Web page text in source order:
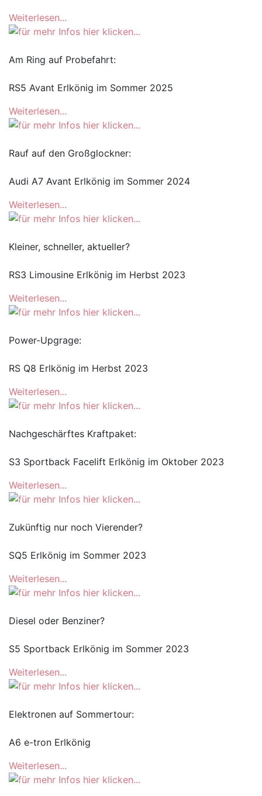
Weiterlesen...
Am Ring auf Probefahrt:
RS5 Avant Erlkönig im Sommer 2025
Weiterlesen...
Rauf auf den Großglockner:
Audi A7 Avant Erlkönig im Sommer 2024
Weiterlesen...
Kleiner, schneller, aktueller?
RS3 Limousine Erlkönig im Herbst 2023
Weiterlesen...
Power-Upgrage:
RS Q8 Erlkönig im Herbst 2023
Weiterlesen...
Nachgeschärftes Kraftpaket:
S3 Sportback Facelift Erlkönig im Oktober 2023
Weiterlesen...
Zukünftig nur noch Vierender?
SQ5 Erlkönig im Sommer 2023
Weiterlesen...
Diesel oder Benziner?
S5 Sportback Erlkönig im Sommer 2023
Weiterlesen...
Elektronen auf Sommertour:
A6 e-tron Erlkönig
Weiterlesen...